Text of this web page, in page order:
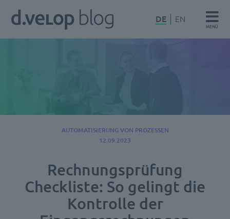
Zum
Inhalt
d.velop
DE EN
MENÜ
Rechnungsprüfung
Checkliste: So gelingt die
Kontrolle der
AUTOMATISIERUNG VON PROZESSEN
12.09.2023